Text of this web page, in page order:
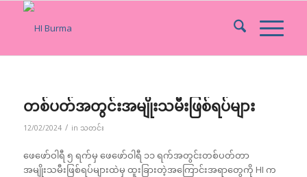
တစ်ပတ်အတွင်းအမျိုးသမီးဖြစ်ရပ်များ
12/02/2024 / in သတင်း
ဖေဖော်ဝါရီ ၅ ရက်မှ ဖေဖော်ဝါရီ ၁၁ ရက်အတွင်းတစ်ပတ်တာ
အမျိုးသမီးဖြစ်ရပ်များထဲမှ ထူးခြားတဲ့အကြောင်းအရာတွေကို HI က